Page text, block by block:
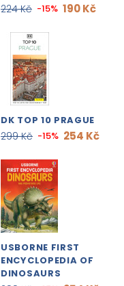
224 Kč -15% 190 Kč
DK TOP 10 PRAGUE
299 Kč -15% 254 Kč
USBORNE FIRST
ENCYCLOPEDIA OF
DINOSAURS